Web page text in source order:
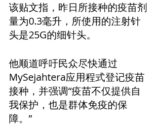
该贴文指，昨日所接种的疫苗剂
量为0.3毫升，所使用的注射针
头是25G的细针头。
他顺道呼吁民众尽快通过
MySejahtera应用程式登记疫苗
接种，并强调“疫苗不仅提供自
我保护，也是群体免疫的保
障。”